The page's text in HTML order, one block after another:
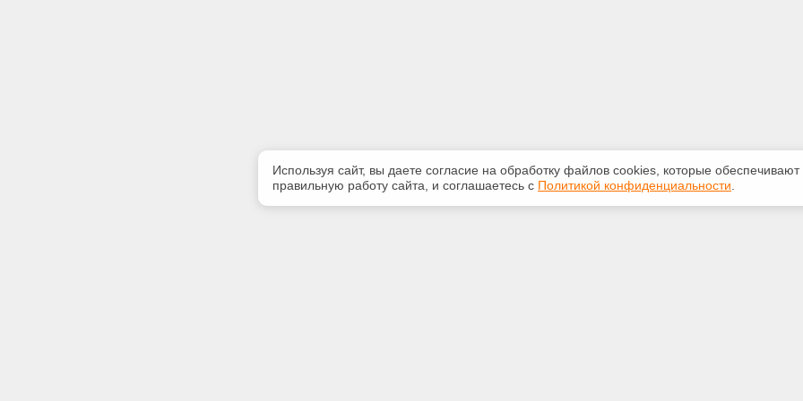
Используя сайт, вы даете согласие на обработку файлов сооkiеs, которые обеспечивают
правильную работу сайта, и соглашаетесь с Политикой конфиденциальности